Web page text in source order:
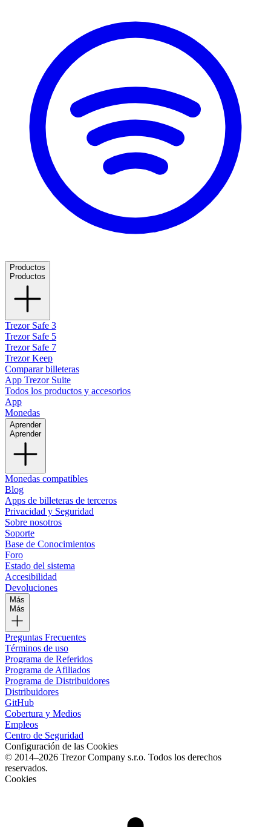
Productos
Productos
Trezor Safe 3
Trezor Safe 5
Trezor Safe 7
Trezor Keep
Comparar billeteras
App Trezor Suite
Todos los productos y accesorios
App
Monedas
Aprender
Aprender
Monedas compatibles
Blog
Apps de billeteras de terceros
Privacidad y Seguridad
Sobre nosotros
Soporte
Base de Conocimientos
Foro
Estado del sistema
Accesibilidad
Devoluciones
Más
Más
Preguntas Frecuentes
Términos de uso
Programa de Referidos
Programa de Afiliados
Programa de Distribuidores
Distribuidores
GitHub
Cobertura y Medios
Empleos
Centro de Seguridad
Configuración de las Cookies
© 2014–2026 Trezor Company s.r.o. Todos los derechos
reservados.
Cookies